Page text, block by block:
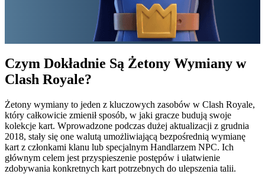
Czym Dokładnie Są Żetony Wymiany w
Clash Royale?
Żetony wymiany to jeden z kluczowych zasobów w Clash Royale,
który całkowicie zmienił sposób, w jaki gracze budują swoje
kolekcje kart. Wprowadzone podczas dużej aktualizacji z grudnia
2018, stały się one walutą umożliwiającą bezpośrednią wymianę
kart z członkami klanu lub specjalnym Handlarzem NPC. Ich
głównym celem jest przyspieszenie postępów i ułatwienie
zdobywania konkretnych kart potrzebnych do ulepszenia talii.